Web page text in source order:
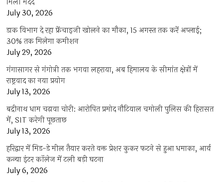
मिली मदद
July 30, 2026
डाक विभाग दे रहा फ्रेंचाइजी खोलने का मौका, 15 अगस्त तक करें अप्लाई;
30% तक मिलेगा कमीशन
July 29, 2026
गंगासागर से गंगोत्री तक भगवा लहराया, अब हिमालय के सीमांत क्षेत्रों में
राष्ट्रवाद का नया प्रयोग
July 13, 2026
बद्रीनाथ धाम चढ़ावा चोरी: आरोपित प्रमोद नौटियाल चमोली पुलिस की हिरासत
में, SIT करेगी पूछताछ
July 13, 2026
हरिद्वार में मिड-डे मील तैयार करते वक्त प्रेशर कुकर फटने से हुआ धमाका, आर्य
कन्या इंटर कॉलेज में टली बड़ी घटना
July 6, 2026